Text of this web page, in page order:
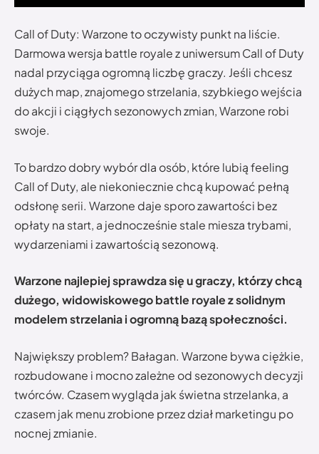
Call of Duty: Warzone to oczywisty punkt na liście.
Darmowa wersja battle royale z uniwersum Call of Duty
nadal przyciąga ogromną liczbę graczy. Jeśli chcesz
dużych map, znajomego strzelania, szybkiego wejścia
do akcji i ciągłych sezonowych zmian, Warzone robi
swoje.
To bardzo dobry wybór dla osób, które lubią feeling
Call of Duty, ale niekoniecznie chcą kupować pełną
odsłonę serii. Warzone daje sporo zawartości bez
opłaty na start, a jednocześnie stale miesza trybami,
wydarzeniami i zawartością sezonową.
Warzone najlepiej sprawdza się u graczy, którzy chcą
dużego, widowiskowego battle royale z solidnym
modelem strzelania i ogromną bazą społeczności.
Największy problem? Bałagan. Warzone bywa ciężkie,
rozbudowane i mocno zależne od sezonowych decyzji
twórców. Czasem wygląda jak świetna strzelanka, a
czasem jak menu zrobione przez dział marketingu po
nocnej zmianie.